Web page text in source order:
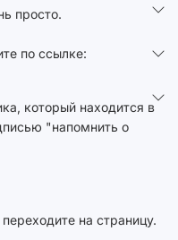
просто.
по ссылке:
который находится в
"напомнить о
на страницу.